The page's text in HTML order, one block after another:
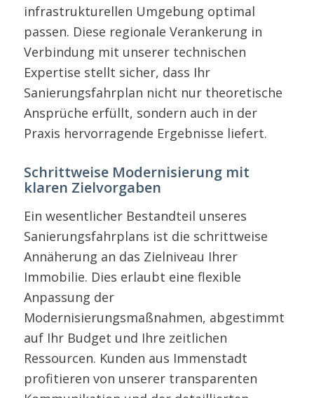
infrastrukturellen Umgebung optimal
passen. Diese regionale Verankerung in
Verbindung mit unserer technischen
Expertise stellt sicher, dass Ihr
Sanierungsfahrplan nicht nur theoretische
Ansprüche erfüllt, sondern auch in der
Praxis hervorragende Ergebnisse liefert.
Schrittweise Modernisierung mit
klaren Zielvorgaben
Ein wesentlicher Bestandteil unseres
Sanierungsfahrplans ist die schrittweise
Annäherung an das Zielniveau Ihrer
Immobilie. Dies erlaubt eine flexible
Anpassung der
Modernisierungsmaßnahmen, abgestimmt
auf Ihr Budget und Ihre zeitlichen
Ressourcen. Kunden aus Immenstadt
profitieren von unserer transparenten